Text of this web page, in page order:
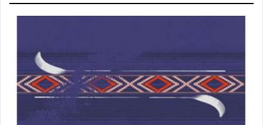
• نگاه هفته
• برگزاری دهمین فستیوال رقابتی پیانو «کلارا»
• صبحانه خبر